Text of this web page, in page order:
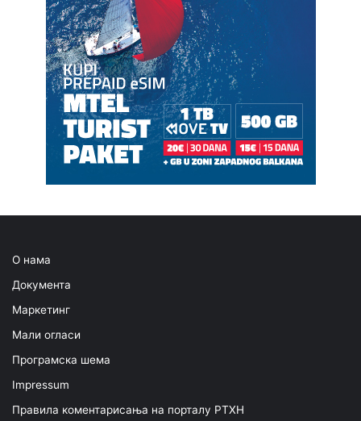
О нама
Документа
Маркетинг
Мали огласи
Програмска шема
Impressum
Правила коментарисања на порталу РТХН